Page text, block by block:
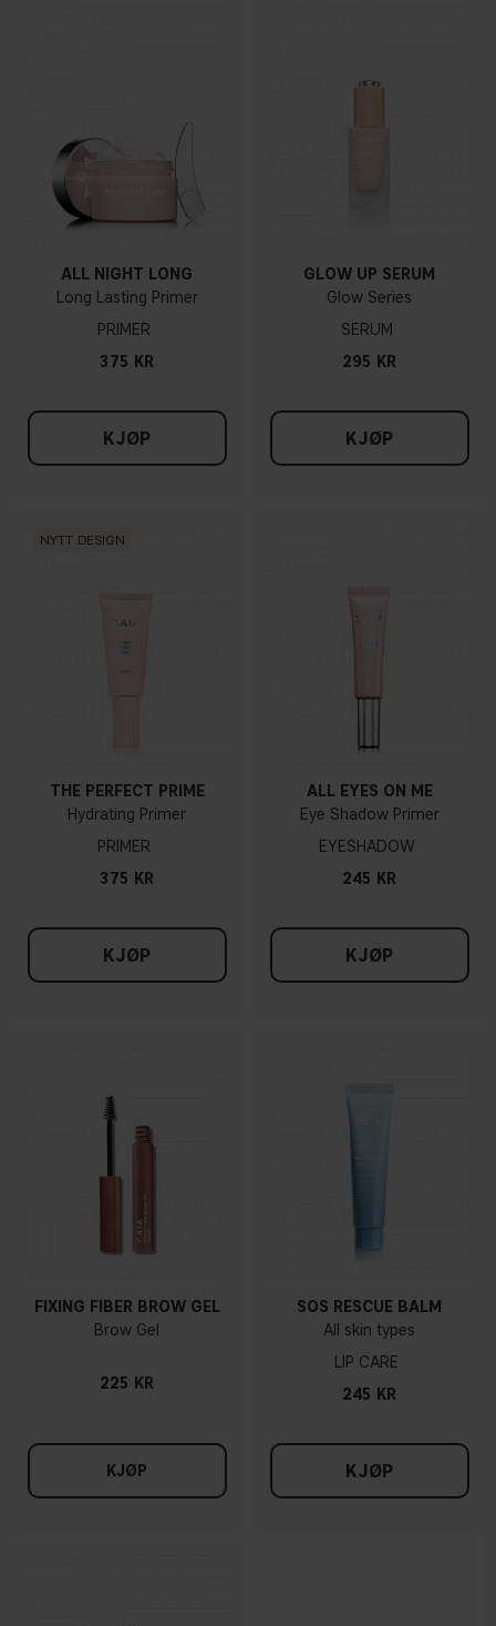
ALL NIGHT LONG
Long Lasting Primer
PRIMER
375 KR
KJØP
GLOW UP SERUM
Glow Series
SERUM
295 KR
KJØP
NYTT DESIGN
THE PERFECT PRIME
Hydrating Primer
PRIMER
375 KR
KJØP
ALL EYES ON ME
Eye Shadow Primer
EYESHADOW
245 KR
KJØP
FIXING FIBER BROW GEL
Brow Gel
225 KR
KJØP
SOS RESCUE BALM
All skin types
LIP CARE
245 KR
KJØP